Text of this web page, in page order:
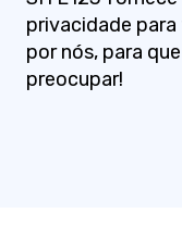
privacidade
por nós, para
preocupar!